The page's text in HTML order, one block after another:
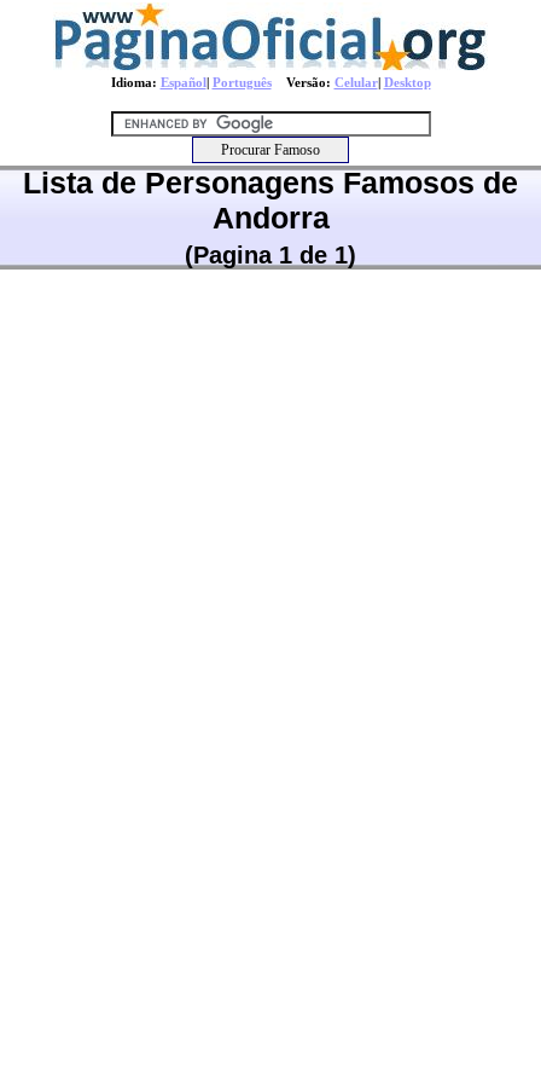
Idioma: Español| PortuguêsVersão: Celular| Desktop
Lista de Personagens Famosos de
Andorra
(Pagina 1 de 1)